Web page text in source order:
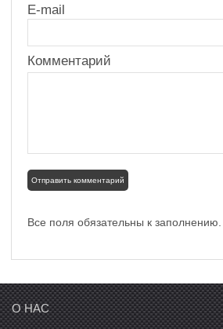
E-mail
Комментарий
Все поля обязательны к заполнению.
О НАС